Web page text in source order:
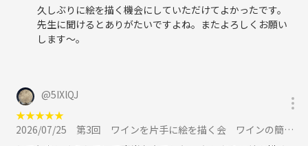
久しぶりに絵を描く機会にしていただけてよかったです。
先生に聞けるとありがたいですよね。またよろしくお願い
します〜。
@5IXlQJ
★★★★★
2026/07/25
第3回 ワインを片手に絵を描く会 ワインの簡単な解説と美大出身講師のアドバイスもに参加